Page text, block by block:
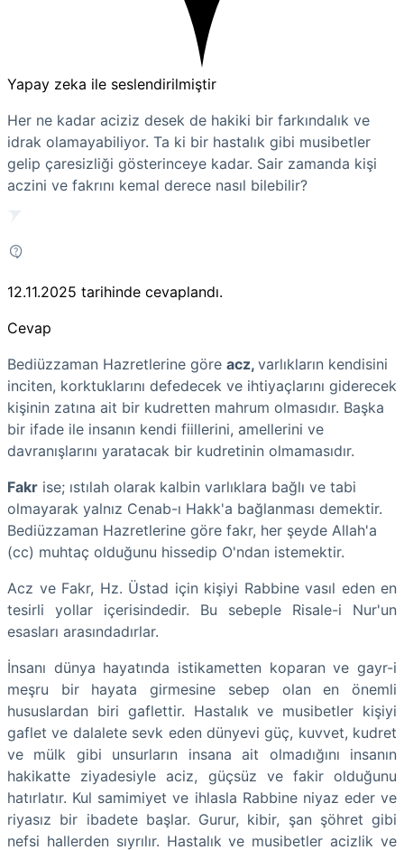
Yapay zeka ile seslendirilmiştir
Her ne kadar aciziz desek de hakiki bir farkındalık ve
idrak olamayabiliyor. Ta ki bir hastalık gibi musibetler
gelip çaresizliği gösterinceye kadar. Sair zamanda kişi
aczini ve fakrını kemal derece nasıl bilebilir?
12.11.2025 tarihinde cevaplandı.
Cevap
Bediüzzaman Hazretlerine göre acz, varlıkların kendisini
inciten, korktuklarını defedecek ve ihtiyaçlarını giderecek
kişinin zatına ait bir kudretten mahrum olmasıdır. Başka
bir ifade ile insanın kendi fiillerini, amellerini ve
davranışlarını yaratacak bir kudretinin olmamasıdır.
Fakr ise; ıstılah olarak kalbin varlıklara bağlı ve tabi
olmayarak yalnız Cenab-ı Hakk'a bağlanması demektir.
Bediüzzaman Hazretlerine göre fakr, her şeyde Allah'a
(cc) muhtaç olduğunu hissedip O'ndan istemektir.
Acz ve Fakr, Hz. Üstad için kişiyi Rabbine vasıl eden en
tesirli yollar içerisindedir. Bu sebeple Risale-i Nur'un
esasları arasındadırlar.
İnsanı dünya hayatında istikametten koparan ve gayr-i
meşru bir hayata girmesine sebep olan en önemli
hususlardan biri gaflettir. Hastalık ve musibetler kişiyi
gaflet ve dalalete sevk eden dünyevi güç, kuvvet, kudret
ve mülk gibi unsurların insana ait olmadığını insanın
hakikatte ziyadesiyle aciz, güçsüz ve fakir olduğunu
hatırlatır. Kul samimiyet ve ihlasla Rabbine niyaz eder ve
riyasız bir ibadete başlar. Gurur, kibir, şan şöhret gibi
nefsi hallerden sıyrılır. Hastalık ve musibetler acizlik ve